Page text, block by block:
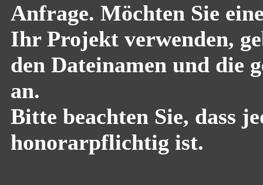
Anfrage. Möchten Sie
Ihr Projekt verwenden,
den Dateinamen und die
an.
Bitte beachten Sie, dass
honorarpflichtig ist.